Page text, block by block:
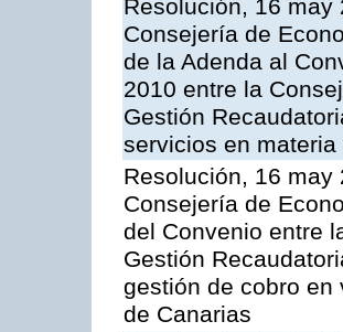
Resolución, 16 may
Consejería de
de la Adenda al
2010 entre la
Gestión
servicios en materia
Resolución, 16 may
Consejería de
del Convenio entre
Gestión
gestión de cobro en
de Canarias